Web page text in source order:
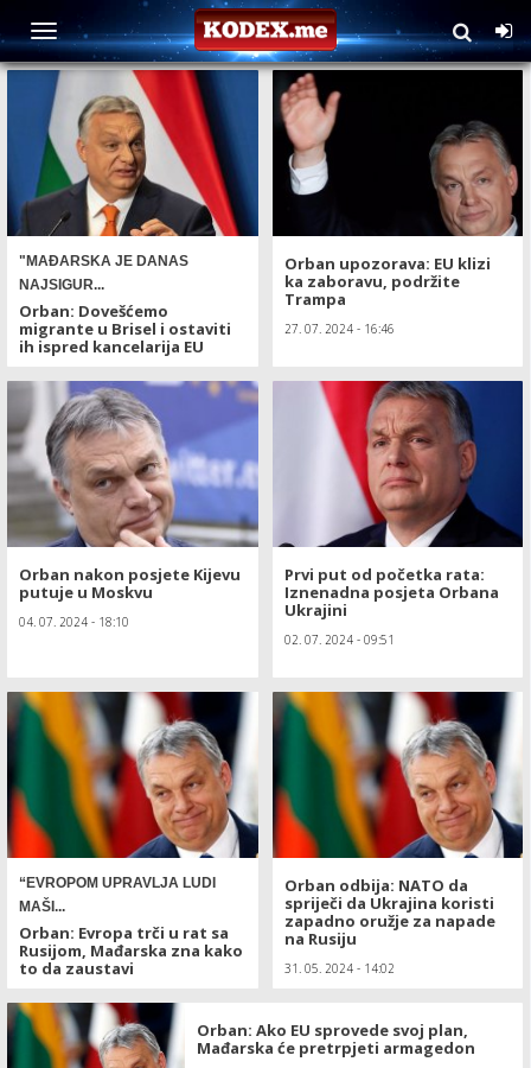
TAG: Viktor Orban
"MAĐARSKA JE DANAS
NAJSIGUR...
Orban: Dovešćemo
migrante u Brisel i ostaviti
ih ispred kancelarija EU
Orban upozorava: EU klizi
ka zaboravu, podržite
Trampa
27. 07. 2024 - 16:46
Orban nakon posjete Kijevu
putuje u Moskvu
04. 07. 2024 - 18:10
Prvi put od početka rata:
Iznenadna posjeta Orbana
Ukrajini
02. 07. 2024 - 09:51
“EVROPOM UPRAVLJA LUDI
MAŠI...
Orban: Evropa trči u rat sa
Rusijom, Mađarska zna kako
to da zaustavi
Orban odbija: NATO da
spriječi da Ukrajina koristi
zapadno oružje za napade
na Rusiju
31. 05. 2024 - 14:02
Orban: Ako EU sprovede svoj plan,
Mađarska će pretrpjeti armagedon